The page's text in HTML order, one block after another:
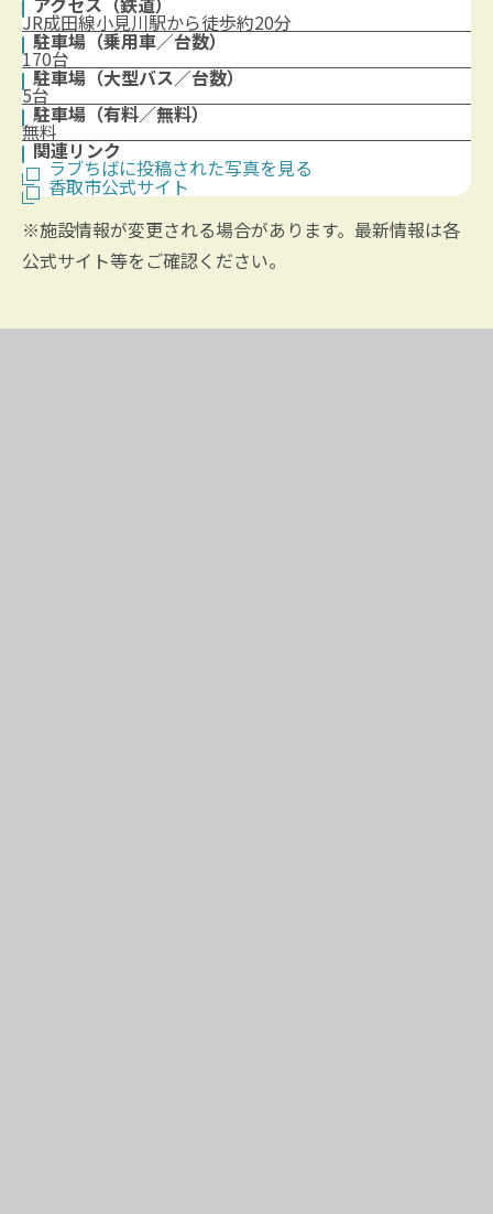
JR成田線小見川駅から徒歩約20分
駐車場（乗用車／台数）
170台
駐車場（大型バス／台数）
5台
駐車場（有料／無料）
無料
関連リンク
ラブちばに投稿された写真を見る
香取市公式サイト
※施設情報が変更される場合があります。最新情報は各
公式サイト等をご確認ください。